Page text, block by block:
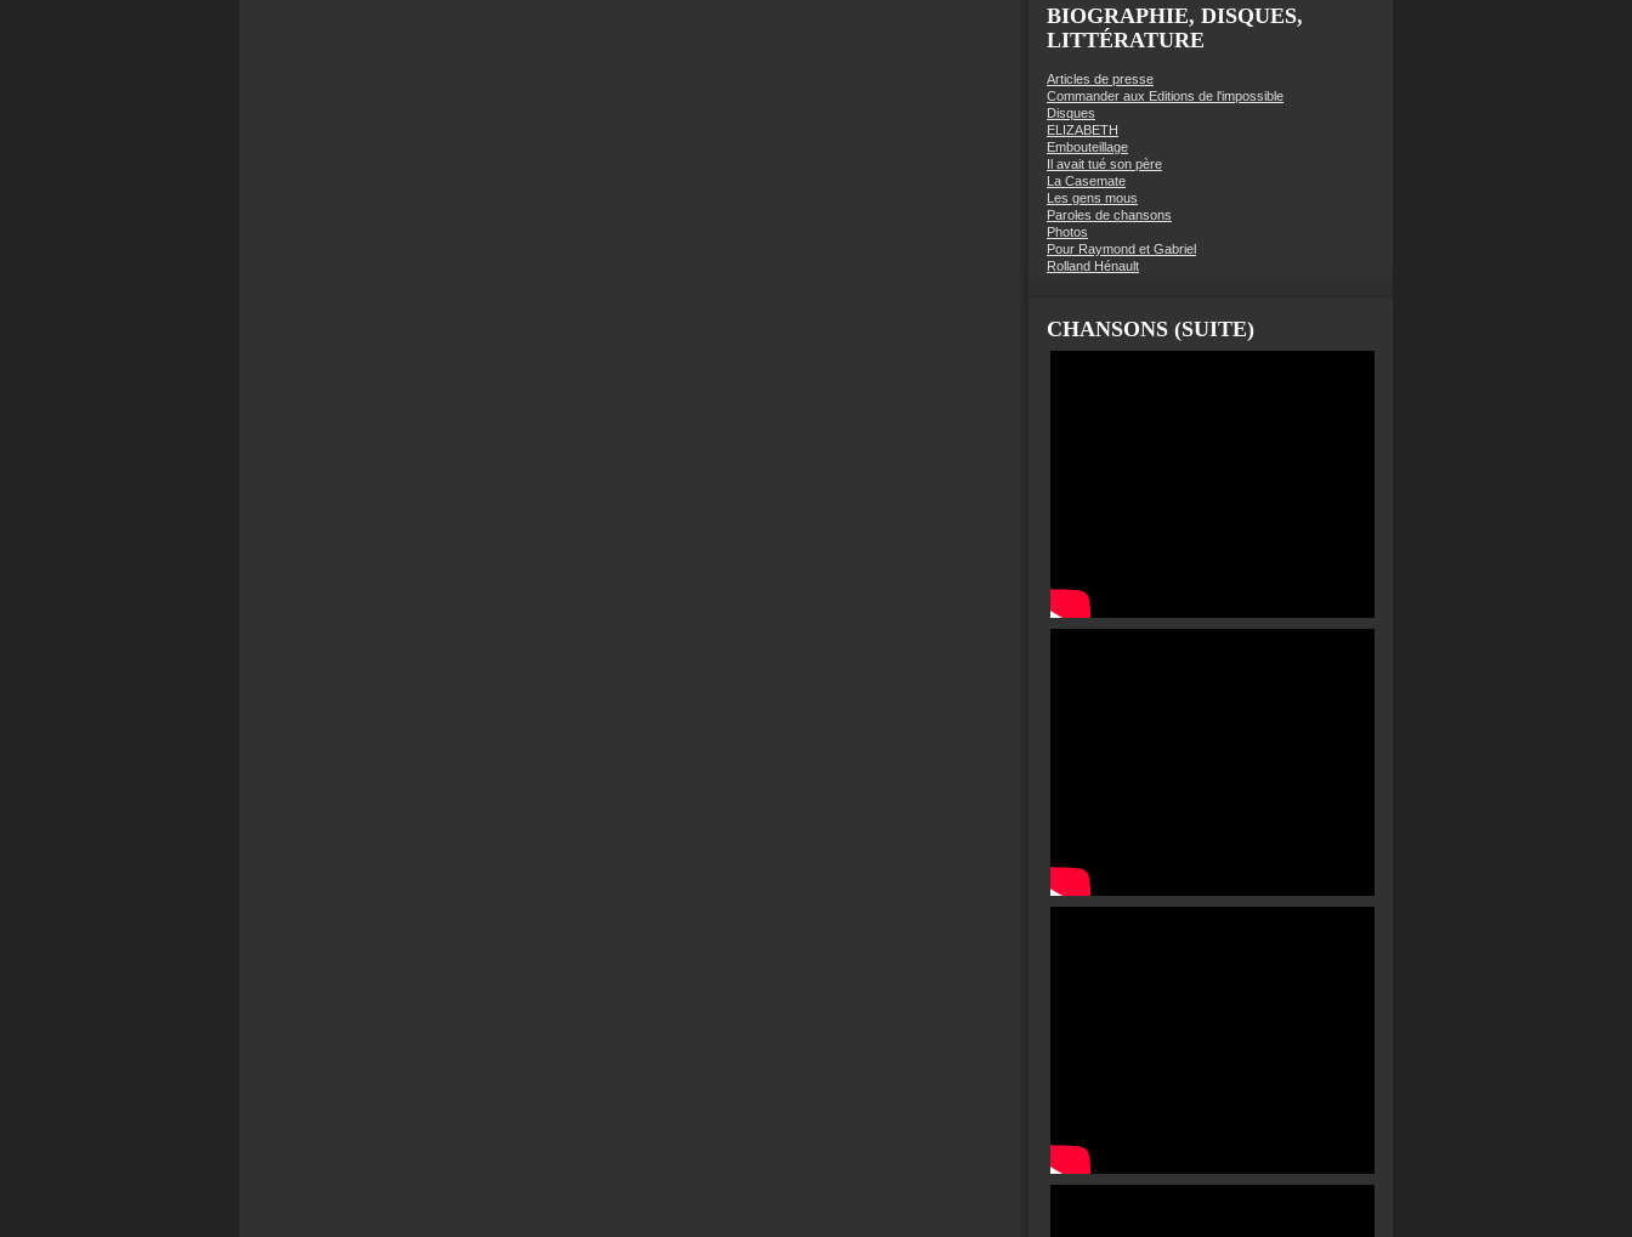
BIOGRAPHIE, DISQUES,
LITTÉRATURE
Articles de presse
Commander aux Editions de l'impossible
Disques
ELIZABETH
Embouteillage
Il avait tué son père
La Casemate
Les gens mous
Paroles de chansons
Photos
Pour Raymond et Gabriel
Rolland Hénault
CHANSONS (SUITE)